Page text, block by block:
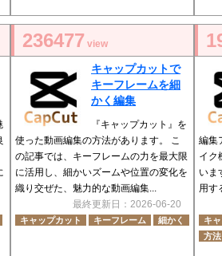
236477 view
キャップカットで
キーフレームを細
かく編集
『キャップカット』を
使った動画編集の方法があります。 こ
の記事では、キーフレームの力を最大限
に活用し、細かいズームや位置の変化を
織り交ぜた、魅力的な動画編集...
最終更新日：2026-06-20
キャップカット キーフレーム 細かく
編集
イク
いま
用す
キ
方法